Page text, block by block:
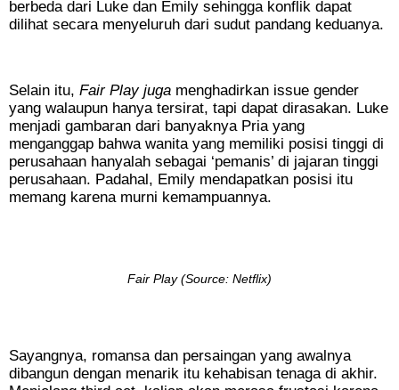
berbeda dari Luke dan Emily sehingga konflik dapat
dilihat secara menyeluruh dari sudut pandang keduanya.
Selain itu, Fair Play juga menghadirkan issue gender
yang walaupun hanya tersirat, tapi dapat dirasakan. Luke
menjadi gambaran dari banyaknya Pria yang
menganggap bahwa wanita yang memiliki posisi tinggi di
perusahaan hanyalah sebagai ‘pemanis’ di jajaran tinggi
perusahaan. Padahal, Emily mendapatkan posisi itu
memang karena murni kemampuannya.
Fair Play (Source: Netflix)
Sayangnya, romansa dan persaingan yang awalnya
dibangun dengan menarik itu kehabisan tenaga di akhir.